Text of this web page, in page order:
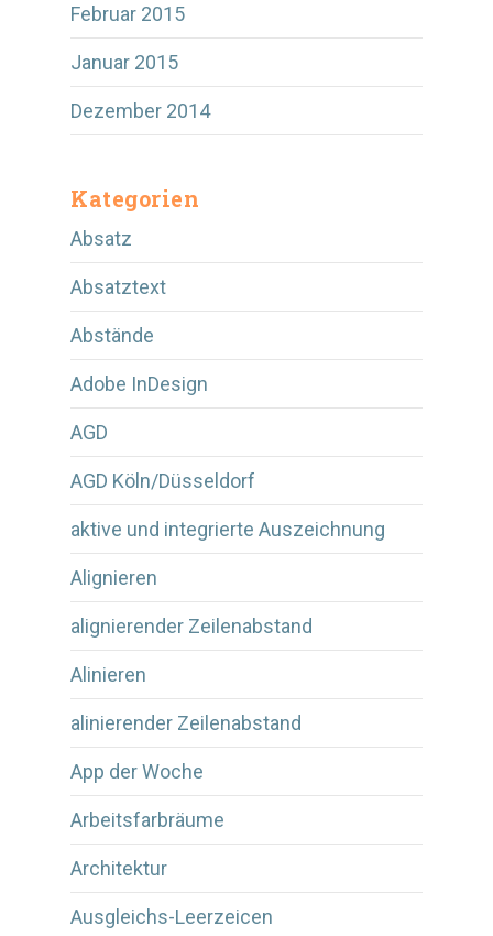
Februar 2015
Januar 2015
Dezember 2014
Kategorien
Absatz
Absatztext
Abstände
Adobe InDesign
AGD
AGD Köln/Düsseldorf
aktive und integrierte Auszeichnung
Alignieren
alignierender Zeilenabstand
Alinieren
alinierender Zeilenabstand
App der Woche
Arbeitsfarbräume
Architektur
Ausgleichs-Leerzeicen